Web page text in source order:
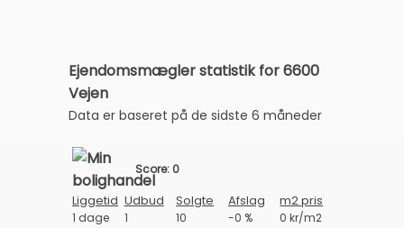
Ejendomsmægler statistik for 6600
Vejen
Data er baseret på de sidste 6 måneder
Score: 0
Liggetid Udbud Solgte Afslag m2 pris
1 dage 1 10 -0 % 0 kr/m2